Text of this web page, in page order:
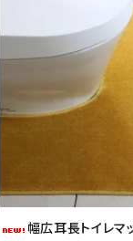
幅広耳長トイレマ